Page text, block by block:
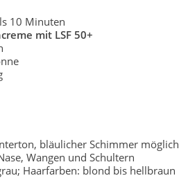
10 Minuten
mit LSF 50+
bläulicher Schimmer möglich
Wangen und Schultern
Haarfarben: blond bis hellbraun